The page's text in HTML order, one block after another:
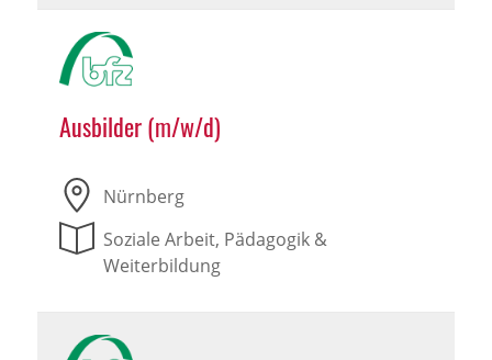
Ausbilder (m/w/d)
Nürnberg
Soziale Arbeit, Pädagogik &
Weiterbildung